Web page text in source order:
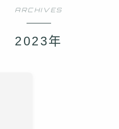
ARCHIVES
2023年